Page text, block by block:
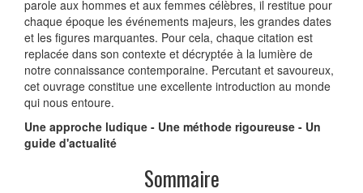
parole aux hommes et aux femmes célèbres, il restitue pour
chaque époque les événements majeurs, les grandes dates
et les figures marquantes. Pour cela, chaque citation est
replacée dans son contexte et décryptée à la lumière de
notre connaissance contemporaine. Percutant et savoureux,
cet ouvrage constitue une excellente introduction au monde
qui nous entoure.
Une approche ludique - Une méthode rigoureuse - Un
guide d'actualité
Sommaire